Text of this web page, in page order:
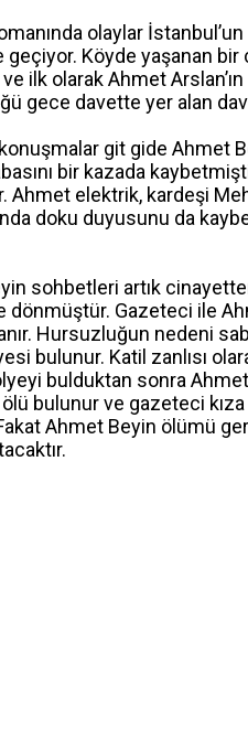
olaylar
geçiyor. Köyde yaşanan
ilk olarak Ahmet Arslan’ın
gece davette yer alan
git gide Ahmet
bir kazada
Ahmet elektrik, kardeşi
doku duyusunu da
sohbetleri artık
dönmüştür. Gazeteci ile
Hursuzluğun nedeni
bulunur. Katil zanlısı
bulduktan sonra
bulunur ve gazeteci
Ahmet Beyin ölümü